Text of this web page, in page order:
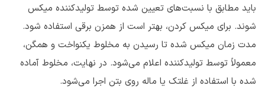
باید مطابق با نسبت‌های تعیین شده توسط تولید‌کننده میکس
‌شوند. برای میکس کردن، بهتر است از همزن برقی استفاده شود.
مدت زمان میکس شده تا رسیدن به مخلوط یکنواخت و همگن،
معمولاً توسط تولید‌کننده اعلام می‌شود. در نهایت، مخلوط آماده
شده با استفاده از غلتک یا ماله روی بتن اجرا می‌شود.